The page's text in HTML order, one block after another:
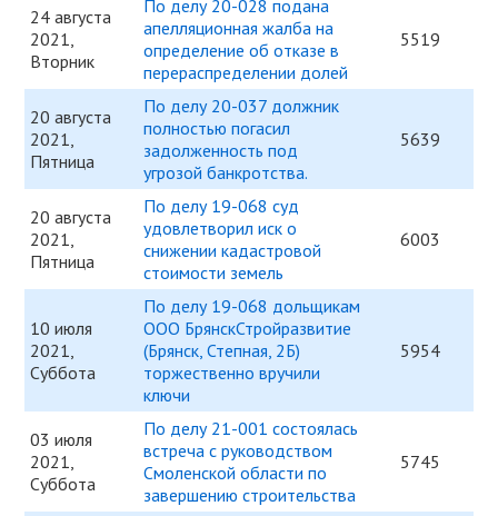
24 августа
2021,
Вторник
По делу 20-028 подана
апелляционная жалба на
определение об отказе в
перераспределении долей
5519
20 августа
2021,
Пятница
По делу 20-037 должник
полностью погасил
задолженность под
угрозой банкротства.
5639
20 августа
2021,
Пятница
По делу 19-068 суд
удовлетворил иск о
снижении кадастровой
стоимости земель
6003
10 июля
2021,
Суббота
По делу 19-068 дольщикам
ООО БрянскСтройразвитие
(Брянск, Степная, 2Б)
торжественно вручили
ключи
5954
03 июля
2021,
Суббота
По делу 21-001 состоялась
встреча с руководством
Смоленской области по
завершению строительства
5745